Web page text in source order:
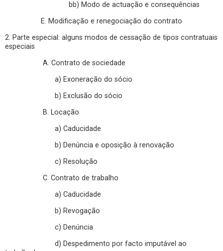
bb) Modo de actuação e consequências
E. Modificação e renegociação do contrato
2. Parte especial: alguns modos de cessação de tipos contratuais
especiais
A. Contrato de sociedade
a) Exoneração do sócio
b) Exclusão do sócio
B. Locação
a) Caducidade
b) Denúncia e oposição à renovação
c) Resolução
C. Contrato de trabalho
a) Caducidade
b) Revogação
c) Denúncia
d) Despedimento por facto imputável ao